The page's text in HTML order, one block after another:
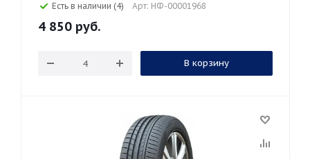
Есть в наличии (4) Арт: НФ-00001968
4 850 руб.
В корзину